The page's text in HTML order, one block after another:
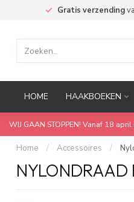
Gratis verzending
HOME HAAKBOEKEN
WIJ GAAN STOPPEN! Vanaf 18
Home / Accessoires /
NYLONDRAAD